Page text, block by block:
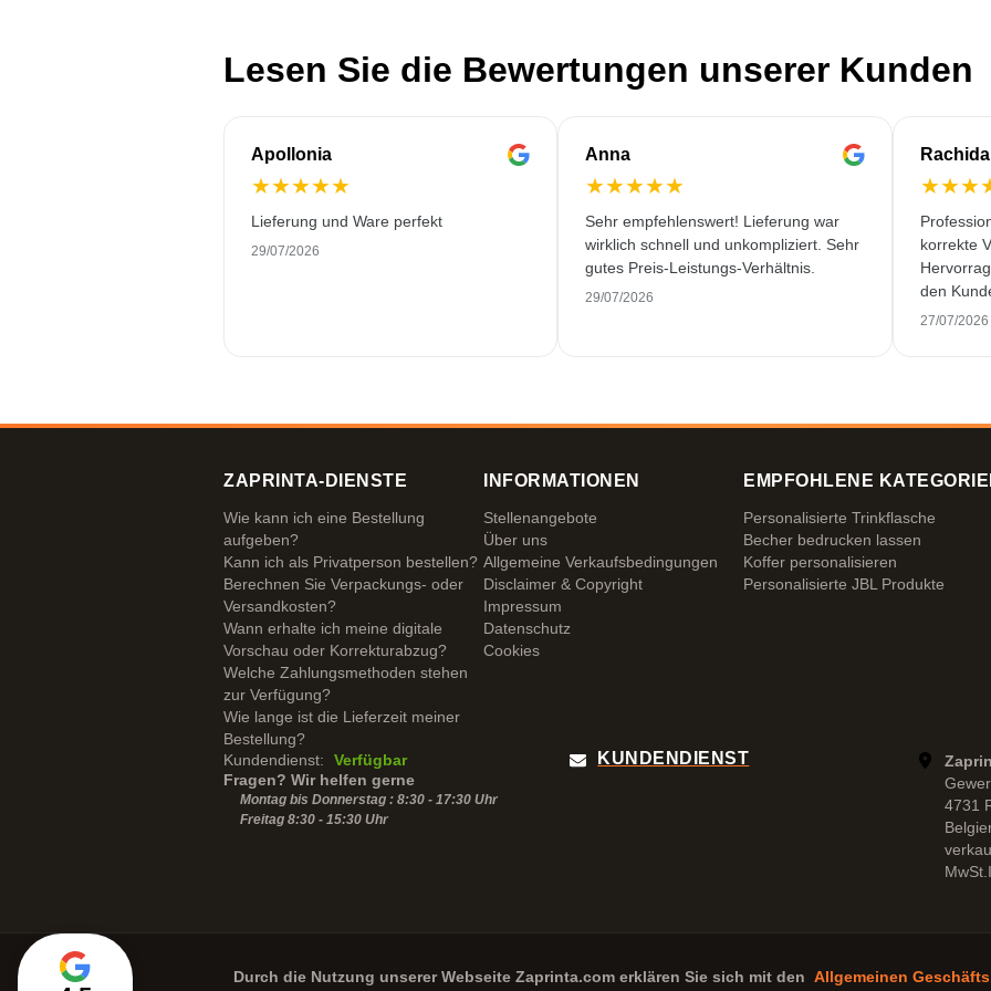
Lesen Sie die Bewertungen unserer Kunden
Apollonia
★★★★★
Lieferung und Ware perfekt
29/07/2026
Anna
★★★★★
Sehr empfehlenswert! Lieferung war
wirklich schnell und unkompliziert. Sehr
gutes Preis-Leistungs-Verhältnis.
29/07/2026
Rachida
★★★
korrekte
den
27/07/2026
ZAPRINTA-DIENSTE
Wie kann ich eine Bestellung
aufgeben?
Kann ich als Privatperson bestellen?
Berechnen Sie Verpackungs- oder
Versandkosten?
Wann erhalte ich meine digitale
Vorschau oder Korrekturabzug?
Welche Zahlungsmethoden stehen
zur Verfügung?
Wie lange ist die Lieferzeit meiner
Bestellung?
INFORMATIONEN
Stellenangebote
Über uns
Allgemeine Verkaufsbedingungen
Disclaimer & Copyright
Impressum
Datenschutz
Cookies
EMPFOHLENE
Personalisierte Trinkflasche
Becher bedrucken lassen
Koffer personalisieren
Personalisierte JBL Produkte
Kundendienst:
Verfügbar
Fragen? Wir helfen gerne
Montag bis Donnerstag : 8:30 - 17:30 Uhr
Freitag 8:30 - 15:30 Uhr
KUNDENDIENST
4731
Durch die Nutzung unserer Webseite Zaprinta.comerklären Sie sich mit den Allgemeinen